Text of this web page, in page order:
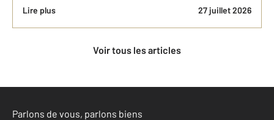
Lire plus 27 juillet 2026
Voir tous les articles
Parlons de vous, parlons biens